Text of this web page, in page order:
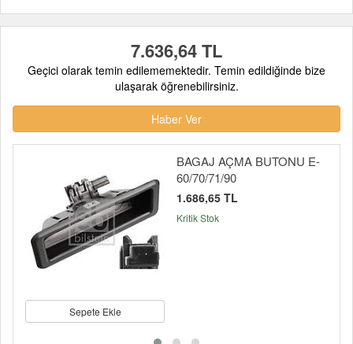
7.636,64 TL
Geçici olarak temin edilememektedir. Temin edildiğinde bize
ulaşarak öğrenebilirsiniz.
Haber Ver
Sepete Ekle
BAGAJ AÇMA BUTONU E-
60/70/71/90
1.686,65 TL
Kritik Stok